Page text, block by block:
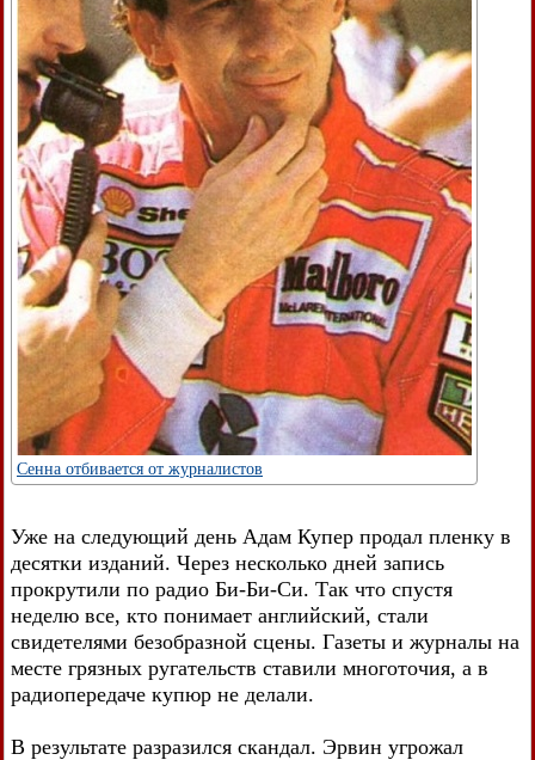
Сенна отбивается от журналистов
Уже на следующий день Адам Купер продал пленку в
десятки изданий. Через несколько дней запись
прокрутили по радио Би-Би-Си. Так что спустя
неделю все, кто понимает английский, стали
свидетелями безобразной сцены. Газеты и журналы на
месте грязных ругательств ставили многоточия, а в
радиопередаче купюр не делали.
В результате разразился скандал. Эрвин угрожал